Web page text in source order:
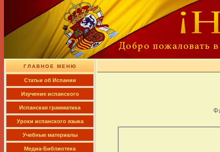
ГЛАВНОЕ МЕНЮ
Cтатьи об Испании
Изучение испанского
Испанская грамматика
Уроки испанского языка
Учебные материалы
Медиа-Библиотека